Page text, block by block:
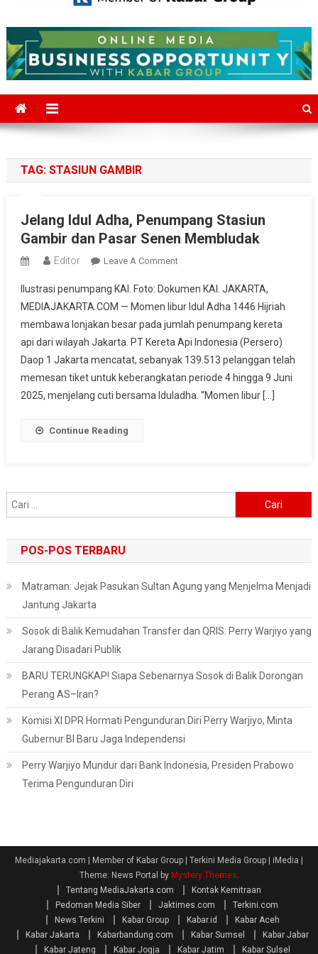
Mediajakarta.com
TAG: STASIUN GAMBIR
Jelang Idul Adha, Penumpang Stasiun
Gambir dan Pasar Senen Membludak
Editor Leave A CommentOn
Idul
Adha,
Penumpang
Stasiun
Gambir
Dan
Pasar
Ilustrasi penumpang KAI. Foto: Dokumen KAI. JAKARTA,
MEDIAJAKARTA.COM — Momen libur Idul Adha 1446 Hijriah
membawa lonjakan besar pada jumlah penumpang kereta
api dari wilayah Jakarta. PT Kereta Api Indonesia (Persero)
Daop 1 Jakarta mencatat, sebanyak 139.513 pelanggan telah
memesan tiket untuk keberangkatan periode 4 hingga 9 Juni
2025, menjelang cuti bersama Iduladha. “Momen libur […]
Continue Reading
untuk:
POS-POS TERBARU
Matraman: Jejak Pasukan Sultan Agung yang Menjelma Menjadi
Jantung Jakarta
Sosok di Balik Kemudahan Transfer dan QRIS: Perry Warjiyo yang
Jarang Disadari Publik
BARU TERUNGKAP! Siapa Sebenarnya Sosok di Balik Dorongan
Perang AS–Iran?
Komisi XI DPR Hormati Pengunduran Diri Perry Warjiyo, Minta
Gubernur BI Baru Jaga Independensi
Perry Warjiyo Mundur dari Bank Indonesia, Presiden Prabowo
Terima Pengunduran Diri
Mediajakarta.com | Member of Kabar Group | Terkini Media Group | iMedia
Theme: News Portal by Mystery Themes.
Tentang MediaJakarta.com
Kontak Kemitraan
Pedoman Media Siber
Jaktimes.com
Terkini.com
News Terkini
Kabar Group Kabar.id
Kabar Aceh
Kabar Jakarta
Kabarbandung.com Kabar Sumsel
Kabar Jabar
Kabar Jateng
Kabar Jogja Kabar Jatim Kabar Sulsel